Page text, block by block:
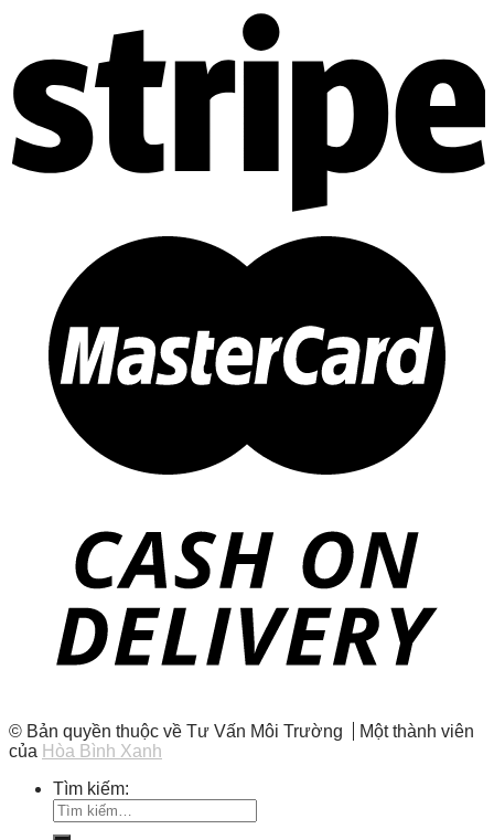
© Bản quyền thuộc về Tư Vấn Môi Trường
Một thành viên
của Hòa Bình Xanh
Tìm kiếm: